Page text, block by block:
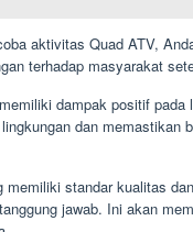
aktivitas Quad ATV,
terhadap masyarakat
dampak positif pada
dan memastikan
standar kualitas
jawab. Ini akan